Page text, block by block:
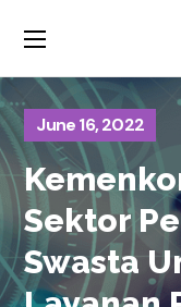
June 16, 2022
Sektor
Swasta